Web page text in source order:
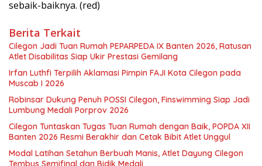
sebaik-baiknya. (red)
Berita Terkait
Cilegon Jadi Tuan Rumah PEPARPEDA IX Banten 2026, Ratusan
Atlet Disabilitas Siap Ukir Prestasi Gemilang
Irfan Luthfi Terpilih Aklamasi Pimpin FAJI Kota Cilegon pada
Muscab I 2026
Robinsar Dukung Penuh POSSI Cilegon, Finswimming Siap Jadi
Lumbung Medali Porprov 2026
Cilegon Tuntaskan Tugas Tuan Rumah dengan Baik, POPDA XII
Banten 2026 Resmi Berakhir dan Cetak Bibit Atlet Unggul
Modal Latihan Setahun Berbuah Manis, Atlet Dayung Cilegon
Tembus Semifinal dan Bidik Medali